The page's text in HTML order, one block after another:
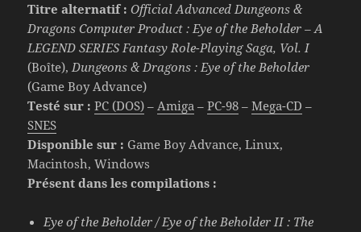
Titre alternatif : Official Advanced Dungeons &
Dragons Computer Product : Eye of the Beholder – A
LEGEND SERIES Fantasy Role-Playing Saga, Vol. I
(Boîte),Dungeons & Dragons : Eye of the Beholder
(Game Boy Advance)
Testé sur : PC (DOS) –Amiga –PC-98 –Mega-CD –
SNES
Disponible sur : Game Boy Advance, Linux,
Macintosh, Windows
Présent dans les compilations :
Eye of the Beholder / Eye of the Beholder II : The